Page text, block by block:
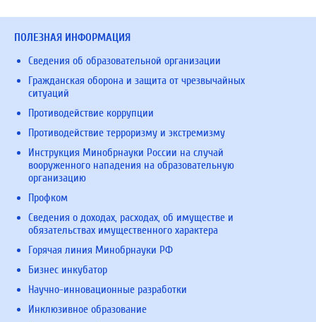
ПОЛЕЗНАЯ ИНФОРМАЦИЯ
Сведения об образовательной организации
Гражданская оборона и защита от чрезвычайных
ситуаций
Противодействие коррупции
Противодействие терроризму и экстремизму
Инструкция Минобрнауки России на случай
вооруженного нападения на образовательную
организацию
Профком
Сведения о доходах, расходах, об имуществе и
обязательствах имущественного характера
Горячая линия Минобрнауки РФ
Бизнес инкубатор
Научно-инновационные разработки
Инклюзивное образование